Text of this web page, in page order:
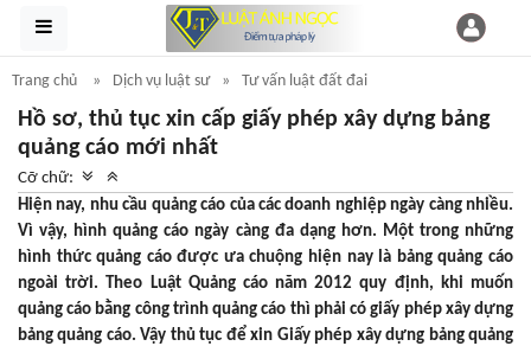
Trang chủ Dịch vụ luật sư Tư vấn luật đất đai
Hồ sơ, thủ tục xin cấp giấy phép xây dựng bảng
quảng cáo mới nhất
Cỡ chữ:
Hiện nay, nhu cầu quảng cáo của các doanh nghiệp ngày càng nhiều.
Vì vậy, hình quảng cáo ngày càng đa dạng hơn. Một trong những
hình thức quảng cáo được ưa chuộng hiện nay là bảng quảng cáo
ngoài trời. Theo Luật Quảng cáo năm 2012 quy định, khi muốn
quảng cáo bằng công trình quảng cáo thì phải có giấy phép xây dựng
bảng quảng cáo. Vậy thủ tục để xin Giấy phép xây dựng bảng quảng